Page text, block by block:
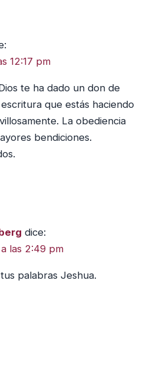
12:17 pm
te ha dado un don de
que estás haciendo
La obediencia
bendiciones.
dice:
las 2:49 pm
palabras Jeshua.